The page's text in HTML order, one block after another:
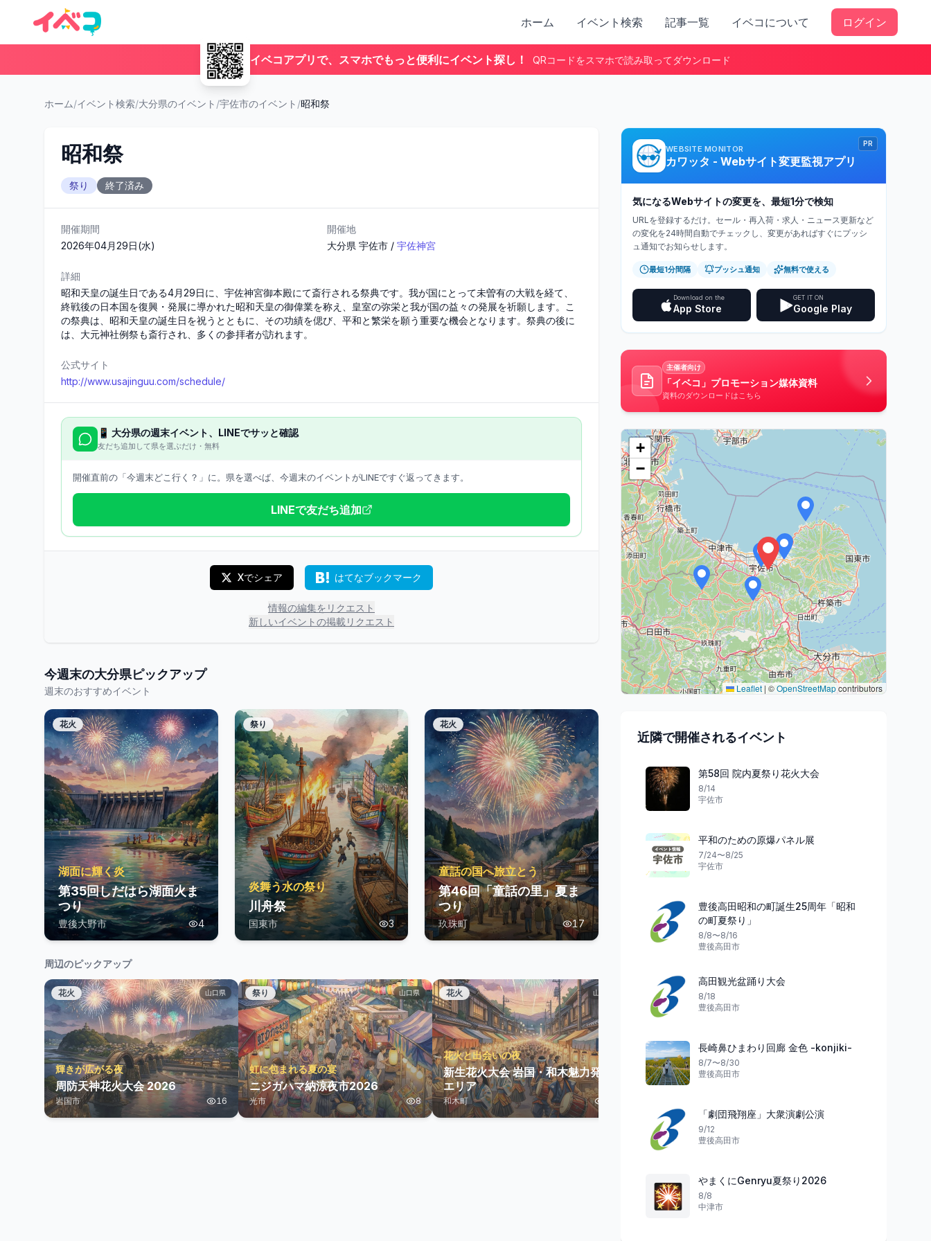
ホーム イベント検索 記事一覧 イベコについて ログイン
イベコアプリで、スマホでもっと便利にイベント探し！ QRコードをスマホで読み取ってダウンロード
ホーム/イベント検索/大分県のイベント /宇佐市のイベント /昭和祭
昭和祭
祭り 終了済み
開催期間
2026年04月29日(水)
開催地
大分県 宇佐市 / 宇佐神宮
詳細
昭和天皇の誕生日である4月29日に、宇佐神宮御本殿にて斎行される祭典です。我が国にとって未曽有の大戦を経て、
終戦後の日本国を復興・発展に導かれた昭和天皇の御偉業を称え、皇室の弥栄と我が国の益々の発展を祈願します。こ
の祭典は、昭和天皇の誕生日を祝うとともに、その功績を偲び、平和と繁栄を願う重要な機会となります。祭典の後に
は、大元神社例祭も斎行され、多くの参拝者が訪れます。
公式サイト
http://www.usajinguu.com/schedule/
📱 大分県の週末イベント、LINEでサッと確認
友だち追加して県を選ぶだけ・無料
開催直前の「今週末どこ行く？」に。県を選べば、今週末のイベントがLINEですぐ返ってきます。
LINEで友だち追加
Xでシェア はてなブックマーク
情報の編集をリクエスト
新しいイベントの掲載リクエスト
今週末の大分県ピックアップ
週末のおすすめイベント
花火
湖面に輝く炎
第35回しだはら湖面火ま
つり
豊後大野市 4
祭り
炎舞う水の祭り
川舟祭
国東市 3
花火
童話の国へ旅立とう
第46回「童話の里」夏ま
つり
玖珠町 17
周辺のピックアップ
花火 山口県
輝きが広がる夜
周防天神花火大会 2026
岩国市 16
祭り 山口県
虹に包まれる夏の宴
ニジガハマ納涼夜市2026
光市 8
花火 山口県
花火と出会いの夜
新生花火大会 岩国・和木魅力発信
エリア
和木町
花火
夢を見る花火大会
夢HANABI2026～愛すべき未来
～
PR
WEBSITE MONITOR
カワッタ - Webサイト変更監視アプリ
気になるWebサイトの変更を、最短1分で検知
URLを登録するだけ。セール・再入荷・求人・ニュース更新など
の変化を24時間自動でチェックし、変更があればすぐにプッシ
ュ通知でお知らせします。
最短1分間隔 プッシュ通知 無料で使える
Download on the
App Store
GET IT ON
Google Play
主催者向け
「イベコ」プロモーション媒体資料
資料のダウンロードはこちら
+
−
Leaflet | ©OpenStreetMapcontributors
近隣で開催されるイベント
第58回 院内夏祭り花火大会
8/14
宇佐市
平和のための原爆パネル展
7/24〜8/25
宇佐市
豊後高田昭和の町誕生25周年「昭和
の町夏祭り」
8/8〜8/16
豊後高田市
高田観光盆踊り大会
8/18
豊後高田市
長崎鼻ひまわり回廊 金色 -konjiki-
8/7〜8/30
豊後高田市
「劇団飛翔座」大衆演劇公演
9/12
豊後高田市
🎇
やまくにGenryu夏祭り2026
8/8
中津市